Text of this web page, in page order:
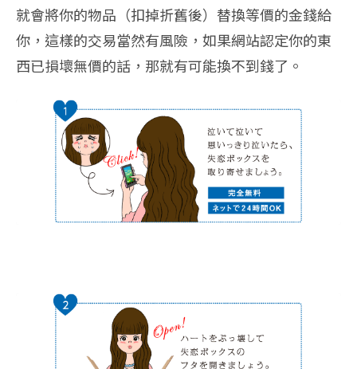
就會將你的物品（扣掉折舊後）替換等價的金錢給
你，這樣的交易當然有風險，如果網站認定你的東
西已損壞無價的話，那就有可能換不到錢了。